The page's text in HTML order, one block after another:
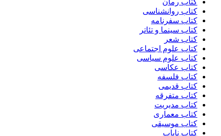
کتاب رمان
کتاب روانشناسی
کتاب سفرنامه
کتاب سینما و تئاتر
کتاب شعر
کتاب علوم اجتماعی
کتاب علوم سیاسی
کتاب عکاسی
کتاب فلسفه
کتاب قدیمی
کتاب متفرقه
کتاب مدیریت
کتاب معماری
کتاب موسیقی
کتاب نایاب